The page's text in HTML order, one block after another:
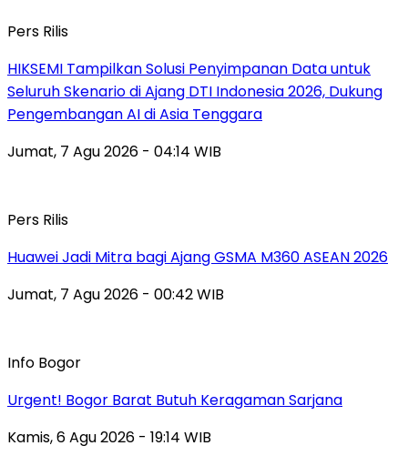
Pers Rilis
HIKSEMI Tampilkan Solusi Penyimpanan Data untuk
Seluruh Skenario di Ajang DTI Indonesia 2026, Dukung
Pengembangan AI di Asia Tenggara
Jumat, 7 Agu 2026 - 04:14 WIB
Pers Rilis
Huawei Jadi Mitra bagi Ajang GSMA M360 ASEAN 2026
Jumat, 7 Agu 2026 - 00:42 WIB
Info Bogor
Urgent! Bogor Barat Butuh Keragaman Sarjana
Kamis, 6 Agu 2026 - 19:14 WIB